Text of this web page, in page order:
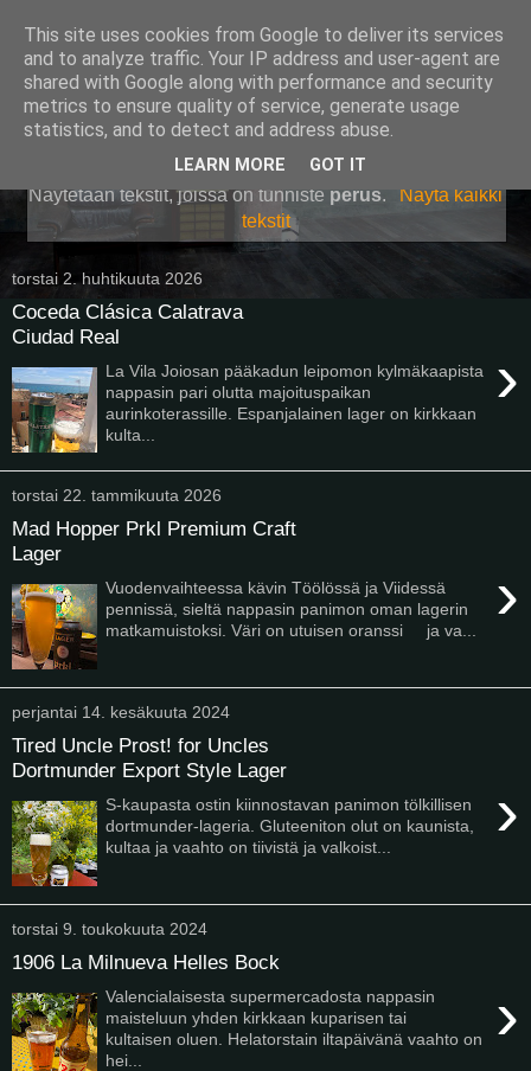
Pullollinen
Näytetään tekstit, joissa on tunniste perus.
Näytä kaikki
tekstit
torstai 2. huhtikuuta 2026
Coceda Clásica Calatrava
Ciudad Real
›
La Vila Joiosan pääkadun leipomon kylmäkaapista
nappasin pari olutta majoituspaikan
aurinkoterassille. Espanjalainen lager on kirkkaan
kulta...
torstai 22. tammikuuta 2026
Mad Hopper Prkl Premium Craft
Lager
›
Vuodenvaihteessa kävin Töölössä ja Viidessä
pennissä, sieltä nappasin panimon oman lagerin
matkamuistoksi. Väri on utuisen oranssi ja va...
perjantai 14. kesäkuuta 2024
Tired Uncle Prost! for Uncles
Dortmunder Export Style Lager
›
S-kaupasta ostin kiinnostavan panimon tölkillisen
dortmunder-lageria. Gluteeniton olut on kaunista,
kultaa ja vaahto on tiivistä ja valkoist...
torstai 9. toukokuuta 2024
1906 La Milnueva Helles Bock
›
Valencialaisesta supermercadosta nappasin
maisteluun yhden kirkkaan kuparisen tai
kultaisen oluen. Helatorstain iltapäivänä vaahto on
hei...
This site uses cookies from Google to deliver its services
and to analyze traffic. Your IP address and user-agent are
shared with Google along with performance and security
metrics to ensure quality of service, generate usage
statistics, and to detect and address abuse.
LEARN MORE GOT IT